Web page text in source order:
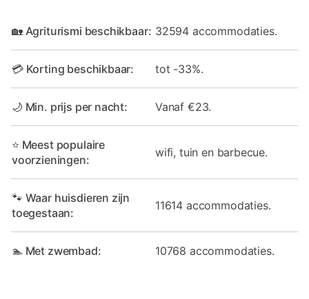
🏡 Agriturismi beschikbaar: 32594 accommodaties.
💳 Korting beschikbaar: tot -33%.
🌙 Min. prijs per nacht: Vanaf €23.
⭐ Meest populaire
voorzieningen:
wifi, tuin en barbecue.
🐾 Waar huisdieren zijn
toegestaan:
11614 accommodaties.
🏊 Met zwembad: 10768 accommodaties.